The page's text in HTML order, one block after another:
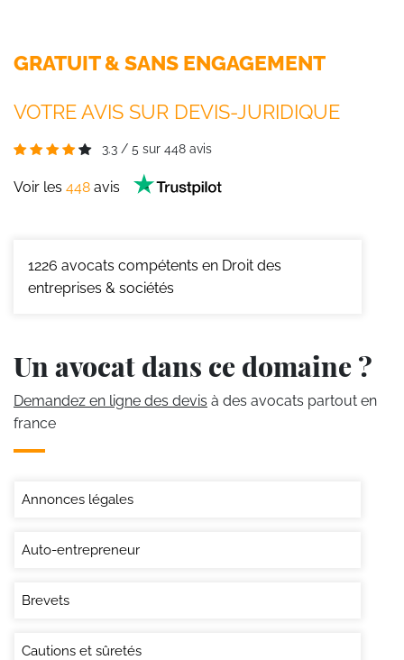
GRATUIT & SANS ENGAGEMENT
VOTRE AVIS SUR DEVIS-JURIDIQUE
3.3 / 5 sur 448 avis
Voir les 448 avis
1226 avocats compétents en Droit des
entreprises & sociétés
Un avocat dans ce domaine ?
Demandez en ligne des devis à des avocats partout en
france
Annonces légales
Auto-entrepreneur
Brevets
Cautions et sûretés